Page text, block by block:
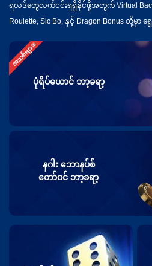
ရလဒ်တွေလက်ငင်းရရှိနိုင်ဖို့အတွက် Virtual
Roulette, Sic Bo, နှင့် Dragon Bonus တို့မှာ
ပုံရိပ်ယောင် ဘာ့ခရာ့
အသစ်များ။
နဂါး ဘောနပ်စ်
တော်ဝင် ဘာ့ခရာ့